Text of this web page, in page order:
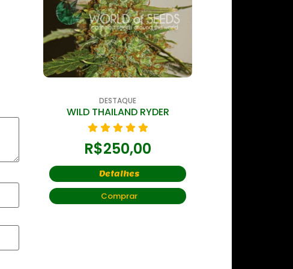
DESTAQUE
WILD THAILAND RYDER
R$250,00
Detalhes
Comprar